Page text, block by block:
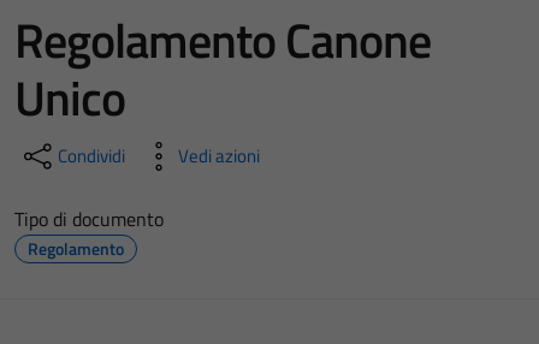
Regolamento Canone
Unico
Condividi Vedi azioni
Tipo di documento
Regolamento